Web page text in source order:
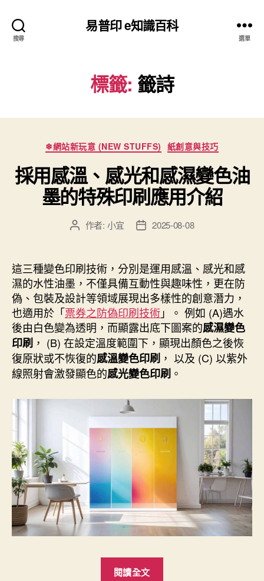
搜尋
易普印 e知識百科
選單
標籤: 籤詩
分
類
❄網站新玩意 (NEW STUFFS) 紙創意與技巧
採用感溫、感光和感濕變色油
墨的特殊印刷應用介紹
文
者
作者: 小宜
文
佈
日
期
2025-08-08
這三種變色印刷技術，分別是運用感溫、感光和感
濕的水性油墨，不僅具備互動性與趣味性，更在防
偽、包裝及設計等領域展現出多樣性的創意潛力，
也適用於「票券之防偽印刷技術」。 例如 (A)遇水
後由白色變為透明，而顯露出底下圖案的感濕變色
印刷 ， (B) 在設定溫度範圍下，顯現出顏色之後恢
復原狀或不恢復的感溫變色印刷 ， 以及 (C) 以紫外
線照射會激發顯色的感光變色印刷 。
閱讀全文